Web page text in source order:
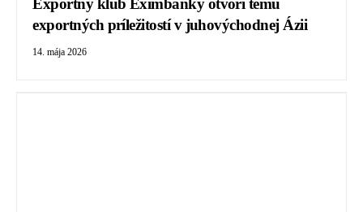
Exportný klub Eximbanky otvorí tému
exportných príležitostí v juhovýchodnej Ázii
14. mája 2026